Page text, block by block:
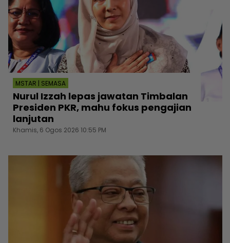
MSTAR | SEMASA
Nurul Izzah lepas jawatan Timbalan
Presiden PKR, mahu fokus pengajian
lanjutan
Khamis, 6 Ogos 2026 10:55 PM